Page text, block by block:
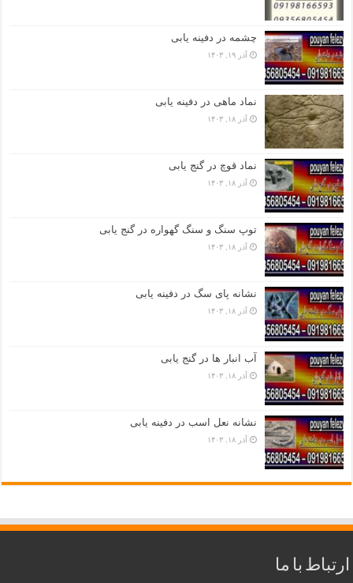
چشمه در دفینه یابی
آذر ۱۹, ۱۴۰۳
نماد ماهی در دفینه یابی
آذر ۱۸, ۱۴۰۳
نماد قوچ در گنج یابی
آذر ۱۸, ۱۴۰۳
توپ سنگ و سنگ گهواره در گنج یابی
آذر ۱۸, ۱۴۰۳
نشانه پای سگ در دفینه یابی
آذر ۱۸, ۱۴۰۳
آب انبار ها در گنج یابی
آذر ۱۸, ۱۴۰۳
نشانه نعل اسب در دفینه یابی
آذر ۱۸, ۱۴۰۳
ارتباط با ما